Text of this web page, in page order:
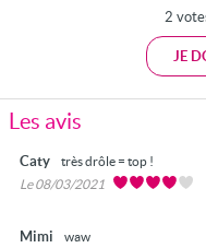
2
JE
Les avis
Caty
très drôle = top !
Le 08/03/2021
Mimi
waw